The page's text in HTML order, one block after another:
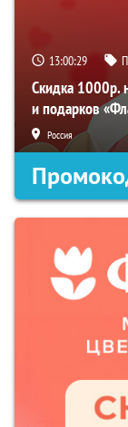
13:00:28
Скидка 1000р.
и подарков
Россия